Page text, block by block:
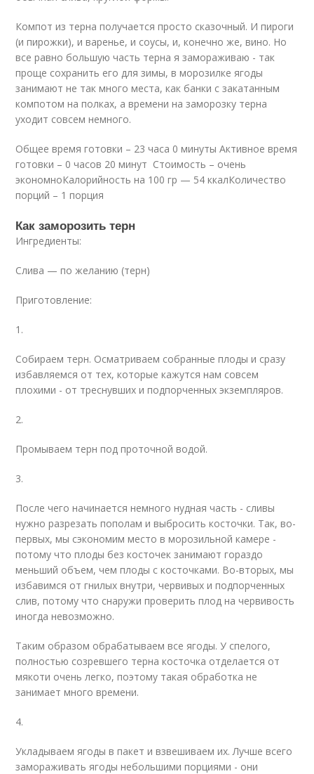
Компот из терна получается просто сказочный. И пироги
(и пирожки), и варенье, и соусы, и, конечно же, вино. Но
все равно большую часть терна я замораживаю - так
проще сохранить его для зимы, в морозилке ягоды
занимают не так много места, как банки с закатанным
компотом на полках, а времени на заморозку терна
уходит совсем немного.
Общее время готовки – 23 часа 0 минуты Активное время
готовки – 0 часов 20 минут Стоимость – очень
экономноКалорийность на 100 гр — 54 ккалКоличество
порций – 1 порция
Как заморозить терн
Ингредиенты:
Слива — по желанию (терн)
Приготовление:
1.
Собираем терн. Осматриваем собранные плоды и сразу
избавляемся от тех, которые кажутся нам совсем
плохими - от треснувших и подпорченных экземпляров.
2.
Промываем терн под проточной водой.
3.
После чего начинается немного нудная часть - сливы
нужно разрезать пополам и выбросить косточки. Так, во-
первых, мы сэкономим место в морозильной камере -
потому что плоды без косточек занимают гораздо
меньший объем, чем плоды с косточками. Во-вторых, мы
избавимся от гнилых внутри, червивых и подпорченных
слив, потому что снаружи проверить плод на червивость
иногда невозможно.
Таким образом обрабатываем все ягоды. У спелого,
полностью созревшего терна косточка отделается от
мякоти очень легко, поэтому такая обработка не
занимает много времени.
4.
Укладываем ягоды в пакет и взвешиваем их. Лучше всего
замораживать ягоды небольшими порциями - они